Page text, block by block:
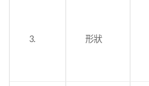
3. 形狀